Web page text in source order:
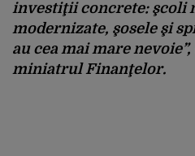
investiţii concrete: şcoli
modernizate, şosele şi
au cea mai mare
miniatrul Finanţelor.